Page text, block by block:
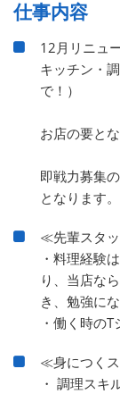
仕事内容
12月リニュ
キッチン・
で！）
お店の要と
即戦力募集
となります。
≪先輩スタ
・料理経験
り、当店な
き、勉強に
・働く時の
≪身につく
・ 調理スキ